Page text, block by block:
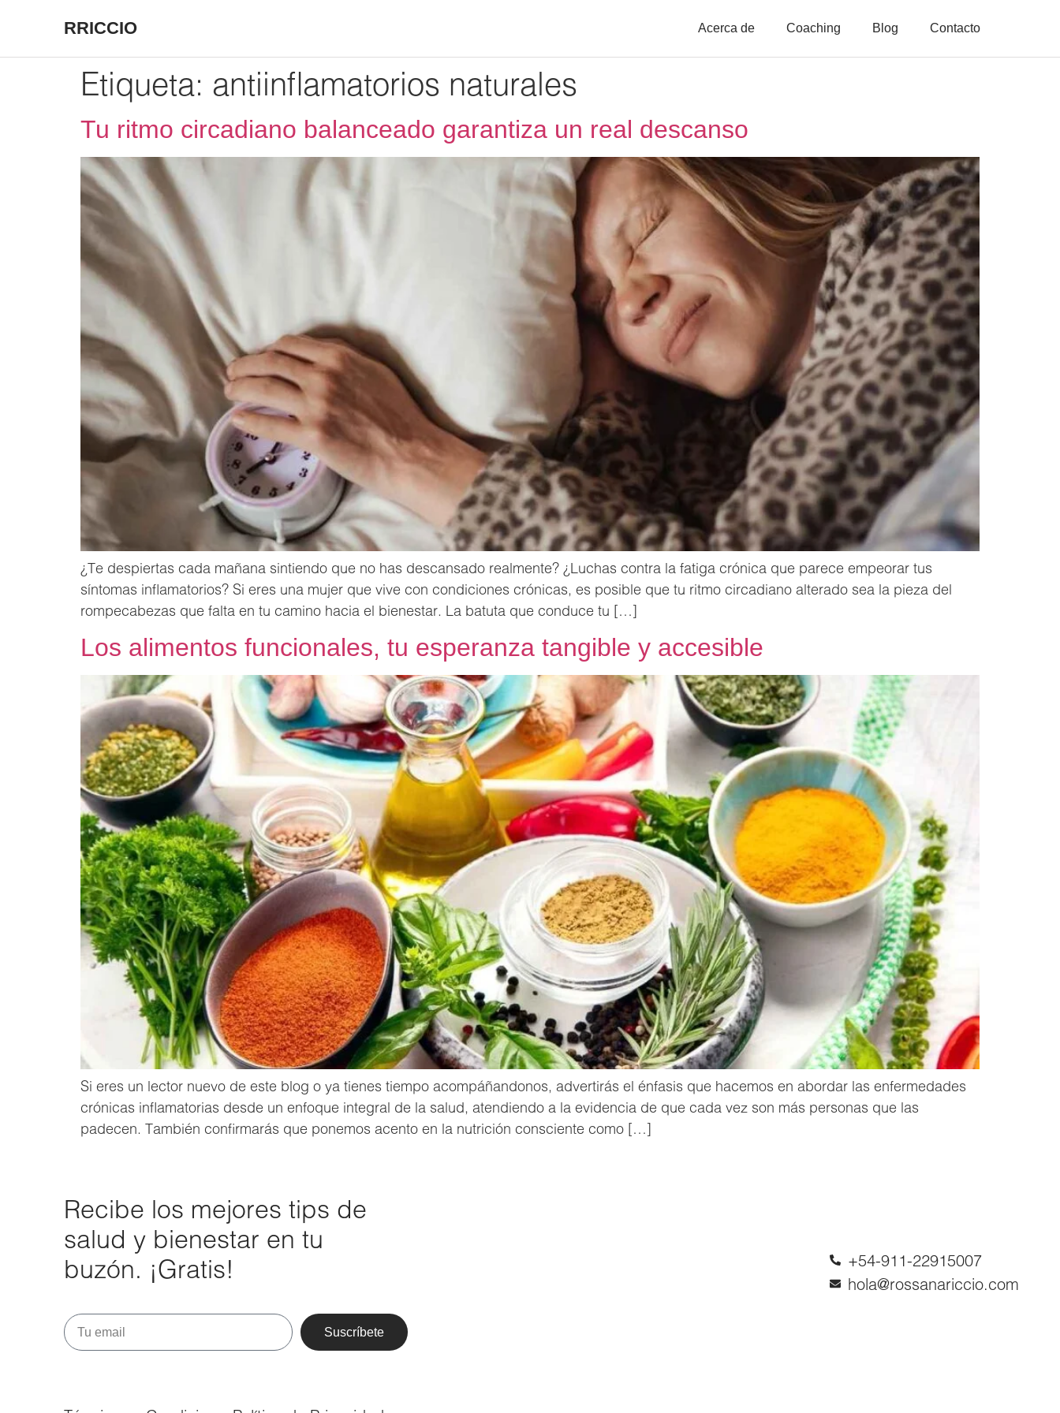
RRICCIO Acerca de Coaching Blog Contacto
Etiqueta: antiinflamatorios naturales
Tu ritmo circadiano balanceado garantiza un real descanso
¿Te despiertas cada mañana sintiendo que no has descansado realmente? ¿Luchas contra la fatiga crónica que parece empeorar tus
síntomas inflamatorios? Si eres una mujer que vive con condiciones crónicas, es posible que tu ritmo circadiano alterado sea la pieza del
rompecabezas que falta en tu camino hacia el bienestar. La batuta que conduce tu […]
Los alimentos funcionales, tu esperanza tangible y accesible
Si eres un lector nuevo de este blog o ya tienes tiempo acompáñandonos, advertirás el énfasis que hacemos en abordar las enfermedades
crónicas inflamatorias desde un enfoque integral de la salud, atendiendo a la evidencia de que cada vez son más personas que las
padecen. También confirmarás que ponemos acento en la nutrición consciente como […]
Recibe los mejores tips de
salud y bienestar en tu
buzón. ¡Gratis!
Suscríbete
+54-911-22915007
hola@rossanariccio.com